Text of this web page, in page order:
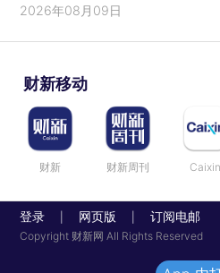
2026年08月09日
财新移动
财新 财新周刊 Caixin
登录 网页版 订阅电邮
Copyright 财新网 All Rights Reserved